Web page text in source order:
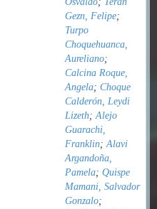
Gezn, Felipe;
Turpo
Choquehuanca,
Aureliano;
Calcina Roque,
Angela; Choque
Calderón, Leydi
Lizeth;Alejo
Guarachi,
Franklin;Alavi
Argandoña,
Pamela; Quispe
Mamani, Salvador
Gonzalo;